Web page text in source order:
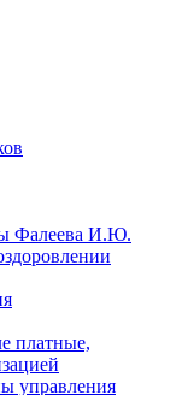
Фалеева И.Ю.
платные,
управления